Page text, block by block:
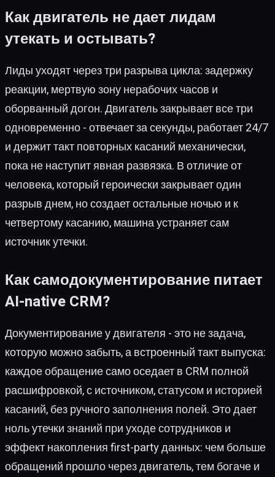
Как двигатель не дает лидам
утекать и остывать?
Лиды уходят через три разрыва цикла: задержку
реакции, мертвую зону нерабочих часов и
оборванный догон. Двигатель закрывает все три
одновременно - отвечает за секунды, работает 24/7
и держит такт повторных касаний механически,
пока не наступит явная развязка. В отличие от
человека, который героически закрывает один
разрыв днем, но создает остальные ночью и к
четвертому касанию, машина устраняет сам
источник утечки.
Как самодокументирование питает
AI-native CRM?
Документирование у двигателя - это не задача,
которую можно забыть, а встроенный такт выпуска:
каждое обращение само оседает в CRM полной
расшифровкой, с источником, статусом и историей
касаний, без ручного заполнения полей. Это дает
ноль утечки знаний при уходе сотрудников и
эффект накопления first-party данных: чем больше
обращений прошло через двигатель, тем богаче и